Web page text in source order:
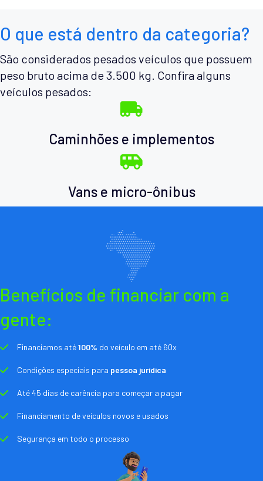
O que está dentro da categoria?
São considerados pesados veículos que possuem
peso bruto acima de 3.500 kg. Confira alguns
veículos pesados:
Caminhões e implementos
Vans e micro-ônibus
Benefícios de financiar com a
gente:
Financiamos até100% do veículo em até 60x
Condições especiais para pessoa jurídica
Até 45 dias de carência para começar a pagar
Financiamento de veículos novos e usados
Segurança em todo o processo